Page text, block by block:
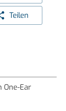
Teilen
One-Ear